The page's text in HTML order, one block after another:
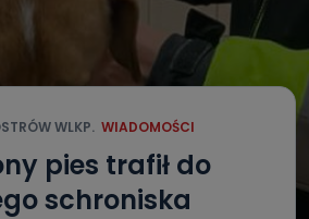
WLKP. WIADOMOŚCI
pies trafił do
schroniska